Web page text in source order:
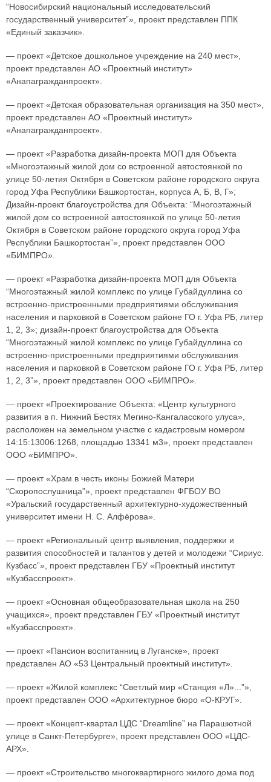
“Новосибирский национальный исследовательский
государственный университет”», проект представлен ППК
«Единый заказчик».
— проект «Детское дошкольное учреждение на 240 мест»,
проект представлен АО «Проектный институт»
«Анапагражданпроект».
— проект «Детская образовательная организация на 350 мест»,
проект представлен АО «Проектный институт»
«Анапагражданпроект».
— проект «Разработка дизайн-проекта МОП для Объекта
«Многоэтажный жилой дом со встроенной автостоянкой по
улице 50-летия Октября в Советском районе городского округа
город Уфа Республики Башкортостан, корпуса А, Б, В, Г»;
Дизайн-проект благоустройства для Объекта: “Многоэтажный
жилой дом со встроенной автостоянкой по улице 50-летия
Октября в Советском районе городского округа город Уфа
Республики Башкортостан”», проект представлен ООО
«БИМПРО».
— проект «Разработка дизайн-проекта МОП для Объекта
“Многоэтажный жилой комплекс по улице Губайдуллина со
встроенно-пристроенными предприятиями обслуживания
населения и парковкой в Советском районе ГО г. Уфа РБ, литер
1, 2, 3»; дизайн-проект благоустройства для Объекта
“Многоэтажный жилой комплекс по улице Губайдуллина со
встроенно-пристроенными предприятиями обслуживания
населения и парковкой в Советском районе ГО г. Уфа РБ, литер
1, 2, 3”», проект представлен ООО «БИМПРО».
— проект «Проектирование Объекта: «Центр культурного
развития в п. Нижний Бестях Мегино-Кангаласского улуса»,
расположен на земельном участке с кадастровым номером
14:15:13006:1268, площадью 13341 м3», проект представлен
ООО «БИМПРО».
— проект «Храм в честь иконы Божией Матери
“Скоропослушница”», проект представлен ФГБОУ ВО
«Уральский государственный архитектурно-художественный
университет имени Н. С. Алфёрова».
— проект «Региональный центр выявления, поддержки и
развития способностей и талантов у детей и молодежи “Сириус.
Кузбасс”», проект представлен ГБУ «Проектный институт
«Кузбасспроект».
— проект «Основная общеобразовательная школа на 250
учащихся», проект представлен ГБУ «Проектный институт
«Кузбасспроект».
— проект «Пансион воспитанниц в Луганске», проект
представлен АО «53 Центральный проектный институт».
— проект «Жилой комплекс “Светлый мир «Станция «Л»...”»,
проект представлен ООО «Архитектурное бюро «О-КРУГ».
— проект «Концепт-квартал ЦДС “Dreamline” на Парашютной
улице в Санкт-Петербурге», проект представлен ООО «ЦДС-
АРХ».
— проект «Строительство многоквартирного жилого дома под